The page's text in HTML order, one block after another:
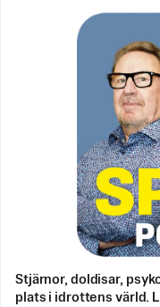
Stjärnor, doldisar,
plats i idrottens värld.